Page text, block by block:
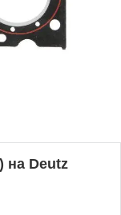
на Deutz